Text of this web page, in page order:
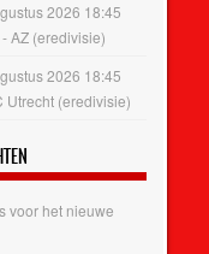
2026 18:45
AZ (eredivisie)
2026 18:45
Utrecht (eredivisie)
voor het nieuwe